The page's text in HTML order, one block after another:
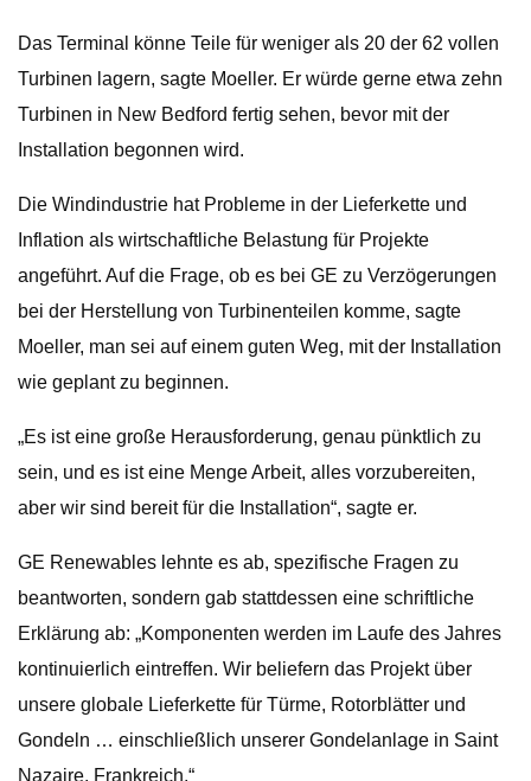
Das Terminal könne Teile für weniger als 20 der 62 vollen
Turbinen lagern, sagte Moeller. Er würde gerne etwa zehn
Turbinen in New Bedford fertig sehen, bevor mit der
Installation begonnen wird.
Die Windindustrie hat Probleme in der Lieferkette und
Inflation als wirtschaftliche Belastung für Projekte
angeführt. Auf die Frage, ob es bei GE zu Verzögerungen
bei der Herstellung von Turbinenteilen komme, sagte
Moeller, man sei auf einem guten Weg, mit der Installation
wie geplant zu beginnen.
„Es ist eine große Herausforderung, genau pünktlich zu
sein, und es ist eine Menge Arbeit, alles vorzubereiten,
aber wir sind bereit für die Installation“, sagte er.
GE Renewables lehnte es ab, spezifische Fragen zu
beantworten, sondern gab stattdessen eine schriftliche
Erklärung ab: „Komponenten werden im Laufe des Jahres
kontinuierlich eintreffen. Wir beliefern das Projekt über
unsere globale Lieferkette für Türme, Rotorblätter und
Gondeln … einschließlich unserer Gondelanlage in Saint
Nazaire, Frankreich.“